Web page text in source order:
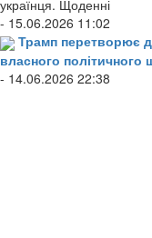
українця. Щоденні
- 15.06.2026 11:02
Трамп перетворює
власного політичного
- 14.06.2026 22:38